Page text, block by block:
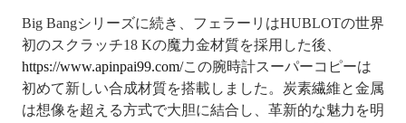
Big Bangシリーズに続き、フェラーリはHUBLOTの世界
初のスクラッチ18 Kの魔力金材質を採用した後、
https://www.apinpai99.com/この腕時計スーパーコピーは
初めて新しい合成材質を搭載しました。炭素繊維と金属
は想像を超える方式で大胆に結合し、革新的な魅力を明